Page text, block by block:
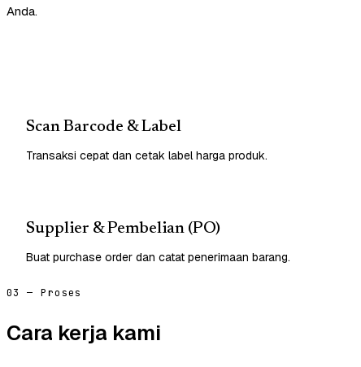
Anda.
Scan Barcode & Label
Transaksi cepat dan cetak label harga produk.
Supplier & Pembelian (PO)
Buat purchase order dan catat penerimaan barang.
03 — Proses
Cara kerja kami